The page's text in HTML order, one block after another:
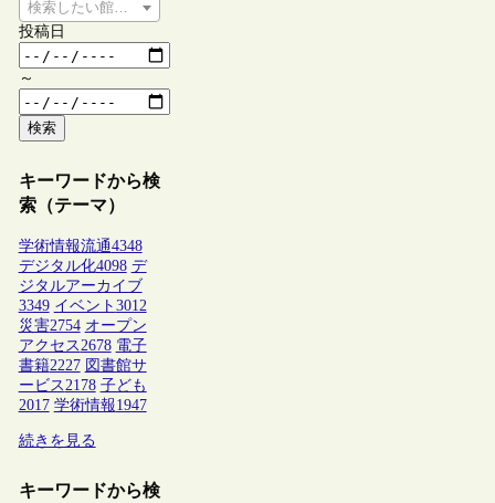
検索したい館種を選択してください
投稿日
～
検索
キーワードから検
索（テーマ）
学術情報流通4348
デジタル化4098 デ
ジタルアーカイブ
3349 イベント 3012
災害2754 オープン
アクセス 2678 電子
書籍2227 図書館サ
ービス 2178 子ども
2017 学術情報1947
続きを見る
キーワードから検